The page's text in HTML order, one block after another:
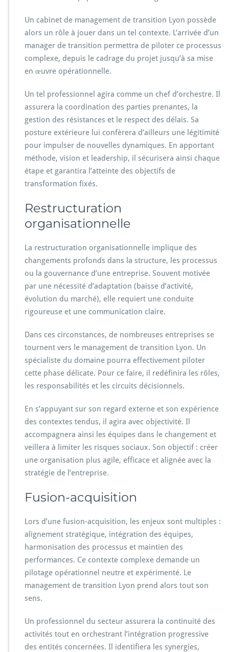
Un cabinet de management de transition Lyon possède
alors un rôle à jouer dans un tel contexte. L’arrivée d’un
manager de transition permettra de piloter ce processus
complexe, depuis le cadrage du projet jusqu’à sa mise
en œuvre opérationnelle.
Un tel professionnel agira comme un chef d’orchestre. Il
assurera la coordination des parties prenantes, la
gestion des résistances et le respect des délais. Sa
posture extérieure lui confèrera d’ailleurs une légitimité
pour impulser de nouvelles dynamiques. En apportant
méthode, vision et leadership, il sécurisera ainsi chaque
étape et garantira l’atteinte des objectifs de
transformation fixés.
Restructuration
organisationnelle
La restructuration organisationnelle implique des
changements profonds dans la structure, les processus
ou la gouvernance d’une entreprise. Souvent motivée
par une nécessité d’adaptation (baisse d’activité,
évolution du marché), elle requiert une conduite
rigoureuse et une communication claire.
Dans ces circonstances, de nombreuses entreprises se
tournent vers le management de transition Lyon. Un
spécialiste du domaine pourra effectivement piloter
cette phase délicate. Pour ce faire, il redéfinira les rôles,
les responsabilités et les circuits décisionnels.
En s’appuyant sur son regard externe et son expérience
des contextes tendus, il agira avec objectivité. Il
accompagnera ainsi les équipes dans le changement et
veillera à limiter les risques sociaux. Son objectif : créer
une organisation plus agile, efficace et alignée avec la
stratégie de l’entreprise.
Fusion-acquisition
Lors d’une fusion-acquisition, les enjeux sont multiples :
alignement stratégique, intégration des équipes,
harmonisation des processus et maintien des
performances. Ce contexte complexe demande un
pilotage opérationnel neutre et expérimenté. Le
management de transition Lyon prend alors tout son
sens.
Un professionnel du secteur assurera la continuité des
activités tout en orchestrant l’intégration progressive
des entités concernées. Il identifiera les synergies,